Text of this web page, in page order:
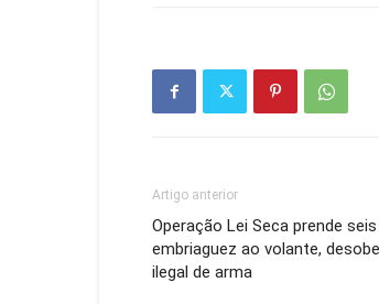
Artigo anterior
Operação Lei Seca prende
embriaguez ao volante,
ilegal de arma